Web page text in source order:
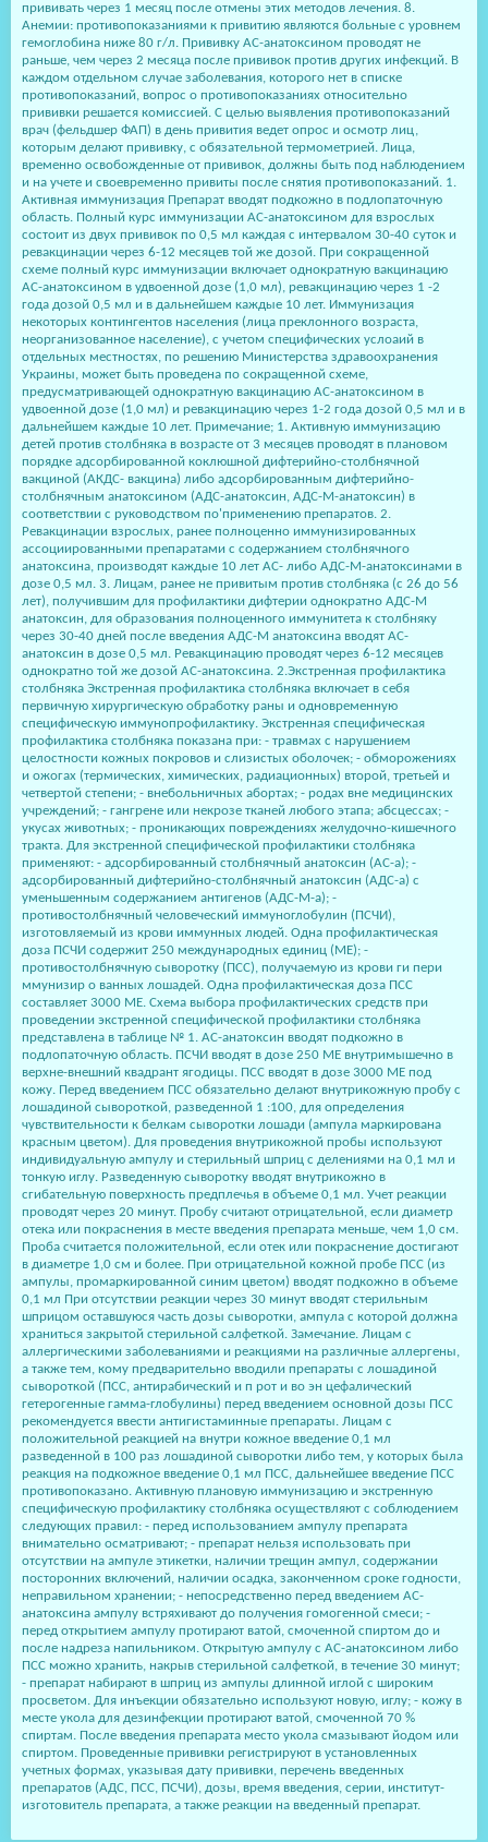
прививать через 1 месяц после отмены этих методов лечения. 8.
Анемии: противопоказаниями к привитию являются больные с уровнем
гемоглобина ниже 80 г/л. Прививку АС-анатоксином проводят не
раньше, чем через 2 месяца после прививок против других инфекций. В
каждом отдельном случае заболевания, которого нет в списке
противопоказаний, вопрос о противопоказаниях относительно
прививки решается комиссией. С целью выявления противопоказаний
врач (фельдшер ФАП) в день привития ведет опрос и осмотр лиц,
которым делают прививку, с обязательной термометрией. Лица,
временно освобожденные от прививок, должны быть под наблюдением
и на учете и своевременно привиты после снятия противопоказаний. 1.
Активная иммунизация Препарат вводят подкожно в подлопаточную
область. Полный курс иммунизации АС-анатоксином для взрослых
состоит из двух прививок по 0,5 мл каждая с интервалом 30-40 суток и
ревакцинации через 6-12 месяцев той же дозой. При сокращенной
схеме полный курс иммунизации включает однократную вакцинацию
АС-анатоксином в удвоенной дозе (1,0 мл), ревакцинацию через 1 -2
года дозой 0,5 мл и в дальнейшем каждые 10 лет. Иммунизация
некоторых контингентов населения (лица преклонного возраста,
неорганизованное население), с учетом специфических услоаий в
отдельных местностях, по решению Министерства здравоохранения
Украины, может быть проведена по сокращенной схеме,
предусматривающей однократную вакцинацию АС-анатоксином в
удвоенной дозе (1,0 мл) и ревакцинацию через 1-2 года дозой 0,5 мл и в
дальнейшем каждые 10 лет. Примечание; 1. Активную иммунизацию
детей против столбняка в возрасте от 3 месяцев проводят в плановом
порядке адсорбированной коклюшной дифтерийно-столбнячной
вакциной (АКДС- вакцина) либо адсорбированным дифтерийно-
столбнячным анатоксином (АДС-анатоксин, АДС-М-анатоксин) в
соответствии с руководством по'применению препаратов. 2.
Ревакцинации взрослых, ранее полноценно иммунизированных
ассоциированными препаратами с содержанием столбнячного
анатоксина, производят каждые 10 лет АС- либо АДС-М-анатоксинами в
дозе 0,5 мл. 3. Лицам, ранее не привитым против столбняка (с 26 до 56
лет), получившим для профилактики дифтерии однократно АДС-М
анатоксин, для образования полноценного иммунитета к столбняку
через 30-40 дней после введения АДС-М анатоксина вводят АС-
анатоксин в дозе 0,5 мл. Ревакцинацию проводят через 6-12 месяцев
однократно той же дозой АС-анатоксина. 2.Экстренная профилактика
столбняка Экстренная профилактика столбняка включает в себя
первичную хирургическую обработку раны и одновременную
специфическую иммунопрофилактику. Экстренная специфическая
профилактика столбняка показана при: - травмах с нарушением
целостности кожных покровов и слизистых оболочек; - обморожениях
и ожогах (термических, химических, радиационных) второй, третьей и
четвертой степени; - внебольничных абортах; - родах вне медицинских
учреждений; - гангрене или некрозе тканей любого этапа; абсцессах; -
укусах животных; - проникающих повреждениях желудочно-кишечного
тракта. Для экстренной специфической профилактики столбняка
применяют: - адсорбированный столбнячный анатоксин (АС-а); -
адсорбированный дифтерийно-столбнячный анатоксин (АДС-а) с
уменьшенным содержанием антигенов (АДС-М-а); -
противостолбнячный человеческий иммуноглобулин (ПСЧИ),
изготовляемый из крови иммунных людей. Одна профилактическая
доза ПСЧИ содержит 250 международных единиц (МЕ); -
противостолбнячную сыворотку (ПСС), получаемую из крови ги пери
ммунизир о ванных лошадей. Одна профилактическая доза ПСС
составляет 3000 МЕ. Схема выбора профилактических средств при
проведении экстренной специфической профилактики столбняка
представлена в таблице № 1. АС-анатоксин вводят подкожно в
подлопаточную область. ПСЧИ вводят в дозе 250 МЕ внутримышечно в
верхне-внешний квадрант ягодицы. ПСС вводят в дозе 3000 МЕ под
кожу. Перед введением ПСС обязательно делают внутрикожную пробу с
лошадиной сывороткой, разведенной 1 :100, для определения
чувствительности к белкам сыворотки лошади (ампула маркирована
красным цветом). Для проведения внутрикожной пробы используют
индивидуальную ампулу и стерильный шприц с делениями на 0,1 мл и
тонкую иглу. Разведенную сыворотку вводят внутрикожно в
сгибательную поверхность предплечья в объеме 0,1 мл. Учет реакции
проводят через 20 минут. Пробу считают отрицательной, если диаметр
отека или покраснения в месте введения препарата меньше, чем 1,0 см.
Проба считается положительной, если отек или покраснение достигают
в диаметре 1,0 см и более. При отрицательной кожной пробе ПСС (из
ампулы, промаркированной синим цветом) вводят подкожно в объеме
0,1 мл При отсутствии реакции через 30 минут вводят стерильным
шприцом оставшуюся часть дозы сыворотки, ампула с которой должна
храниться закрытой стерильной салфеткой. Замечание. Лицам с
аллергическими заболеваниями и реакциями на различные аллергены,
а также тем, кому предварительно вводили препараты с лошадиной
сывороткой (ПСС, антирабический и п рот и во эн цефалический
гетерогенные гамма-глобулины) перед введением основной дозы ПСС
рекомендуется ввести антигистаминные препараты. Лицам с
положительной реакцией на внутри кожное введение 0,1 мл
разведенной в 100 раз лошадиной сыворотки либо тем, у которых была
реакция на подкожное введение 0,1 мл ПСС, дальнейшее введение ПСС
противопоказано. Активную плановую иммунизацию и экстренную
специфическую профилактику столбняка осуществляют с соблюдением
следующих правил: - перед использованием ампулу препарата
внимательно осматривают; - препарат нельзя использовать при
отсутствии на ампуле этикетки, наличии трещин ампул, содержании
посторонних включений, наличии осадка, законченном сроке годности,
неправильном хранении; - непосредственно перед введением АС-
анатоксина ампулу встряхивают до получения гомогенной смеси; -
перед открытием ампулу протирают ватой, смоченной спиртом до и
после надреза напильником. Открытую ампулу с АС-анатоксином либо
ПСС можно хранить, накрыв стерильной салфеткой, в течение 30 минут;
- препарат набирают в шприц из ампулы длинной иглой с широким
просветом. Для инъекции обязательно используют новую, иглу; - кожу в
месте укола для дезинфекции протирают ватой, смоченной 70 %
спиртам. После введения препарата место укола смазывают йодом или
спиртом. Проведенные прививки регистрируют в установленных
учетных формах, указывая дату прививки, перечень введенных
препаратов (АДС, ПСС, ПСЧИ), дозы, время введения, серии, институт-
изготовитель препарата, а также реакции на введенный препарат.